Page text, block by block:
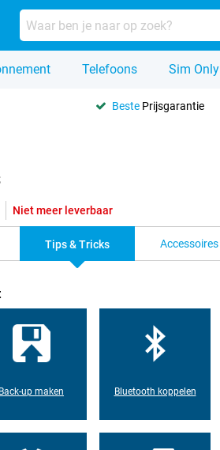
Telefoons Sim Only
Beste Prijsgarantie
Niet meer leverbaar
Tips & Tricks Accessoires
Back-up maken Bluetooth koppelen